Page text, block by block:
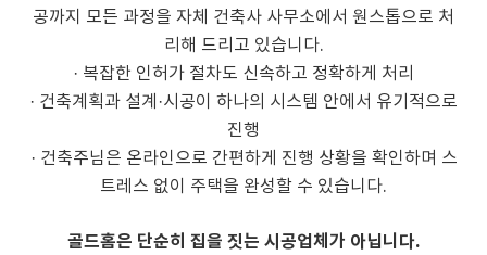
공까지 모든 과정을 자체 건축사 사무소에서 원스톱으로 처
리해 드리고 있습니다.
· 복잡한 인허가 절차도 신속하고 정확하게 처리
· 건축계획과 설계·시공이 하나의 시스템 안에서 유기적으로
진행
· 건축주님은 온라인으로 간편하게 진행 상황을 확인하며 스
트레스 없이 주택을 완성할 수 있습니다.
골드홈은 단순히 집을 짓는 시공업체가 아닙니다.